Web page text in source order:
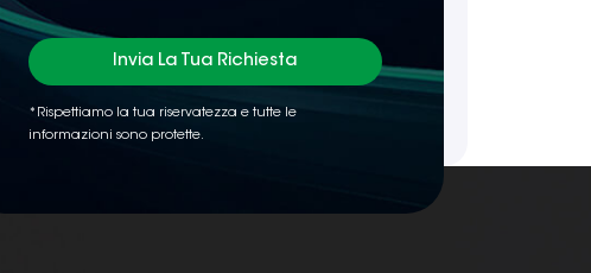
Invia La Tua Richiesta
*Rispettiamo la tua riservatezza e tutte le
informazioni sono protette.